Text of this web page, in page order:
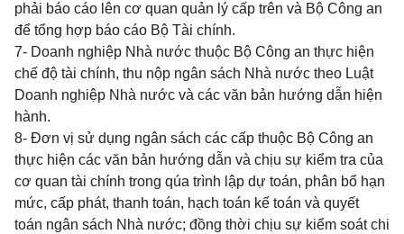
phải báo cáo lên cơ quan quản lý cấp trên và Bộ Công an
để tổng hợp báo cáo Bộ Tài chính.
7- Doanh nghiệp Nhà nước thuộc Bộ Công an thực hiện
chế độ tài chính, thu nộp ngân sách Nhà nước theo Luật
Doanh nghiệp Nhà nước và các văn bản hướng dẫn hiện
hành.
8- Đơn vị sử dụng ngân sách các cấp thuộc Bộ Công an
thực hiện các văn bản hướng dẫn và chịu sự kiểm tra của
cơ quan tài chính trong qúa trình lập dự toán, phân bổ hạn
mức, cấp phát, thanh toán, hạch toán kế toán và quyết
toán ngân sách Nhà nước; đồng thời chịu sự kiểm soát chi